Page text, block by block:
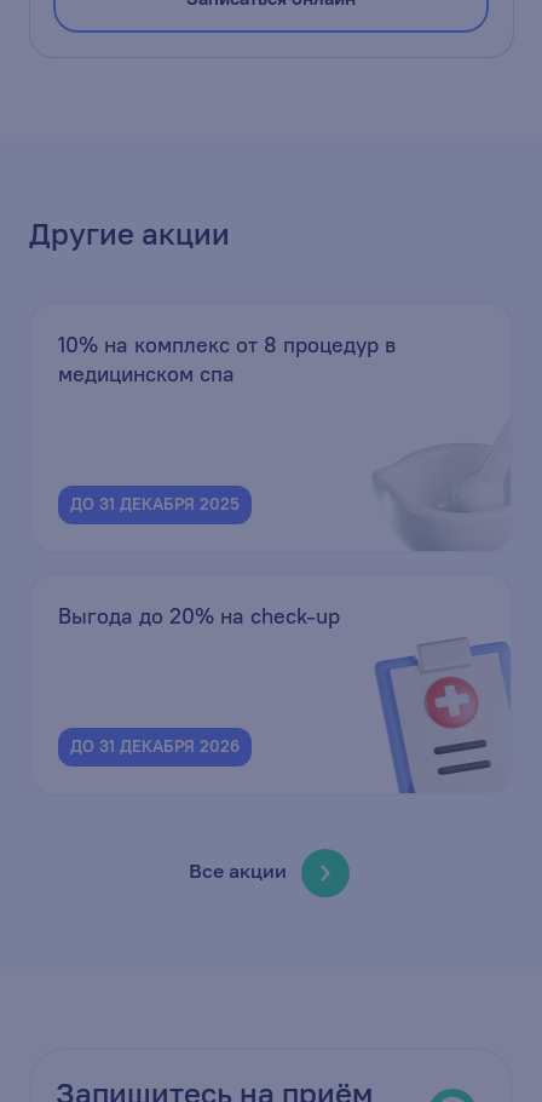
Другие акции
10% на комплекс от 8 процедур в
медицинском спа
ДО 31 ДЕКАБРЯ 2025
Выгода до 20% на check-up
ДО 31 ДЕКАБРЯ 2026
Все акции
Запишитесь на приём